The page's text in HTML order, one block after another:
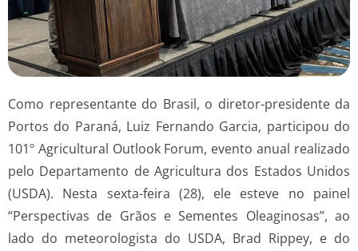
Como representante do Brasil, o diretor-presidente da
Portos do Paraná, Luiz Fernando Garcia, participou do
101º Agricultural Outlook Forum, evento anual realizado
pelo Departamento de Agricultura dos Estados Unidos
(USDA). Nesta sexta-feira (28), ele esteve no painel
“Perspectivas de Grãos e Sementes Oleaginosas”, ao
lado do meteorologista do USDA, Brad Rippey, e do